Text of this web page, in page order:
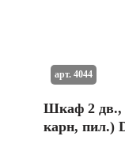
Шкаф 2 дв.,
карн, пил.)
арт. 4044